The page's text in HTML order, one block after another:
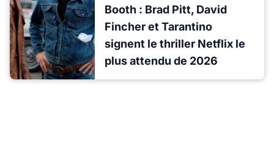
Booth : Brad Pitt, David
Fincher et Tarantino
signent le thriller Netflix le
plus attendu de 2026